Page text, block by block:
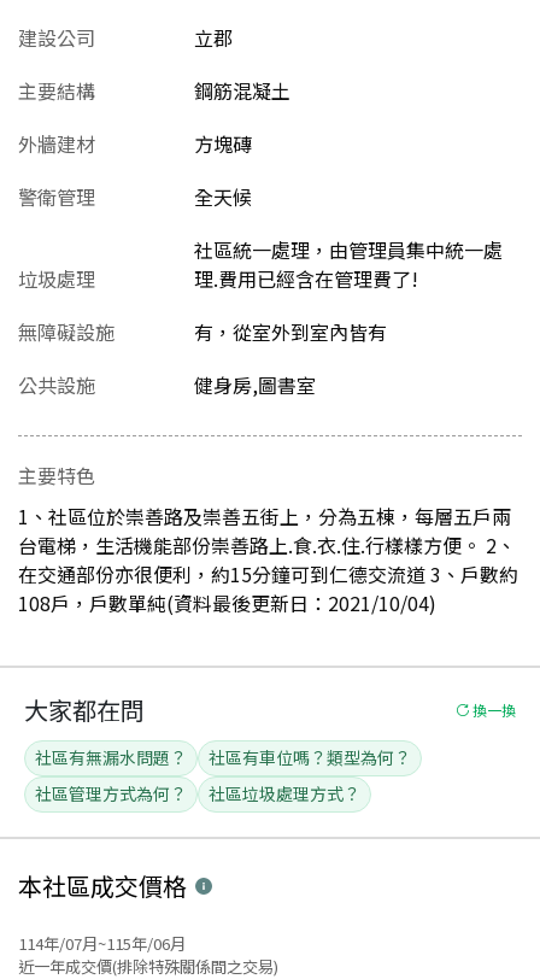
建設公司
立郡
主要結構
鋼筋混凝土
外牆建材
方塊磚
警衛管理
全天候
垃圾處理
社區統一處理，由管理員集中統一處
理.費用已經含在管理費了!
無障礙設施
有，從室外到室內皆有
公共設施
健身房,圖書室
主要特色
1、社區位於崇善路及崇善五街上，分為五棟，每層五戶兩
台電梯，生活機能部份崇善路上.食.衣.住.行樣樣方便。 2、
在交通部份亦很便利，約15分鐘可到仁德交流道 3、戶數約
108戶，戶數單純(資料最後更新日：2021/10/04)
大家都在問 換一換
社區有無漏水問題？
社區有車位嗎？類型為何？
社區管理方式為何？
社區垃圾處理方式？
本社區成交價格
114年/07月~115年/06月
近一年成交價(排除特殊關係間之交易)